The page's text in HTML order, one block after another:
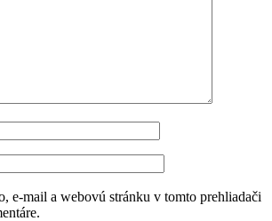
e-mail a webovú stránku v tomto prehliadači